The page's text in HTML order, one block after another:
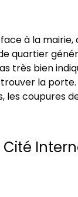
à la
quartier
très bien
la
coupures